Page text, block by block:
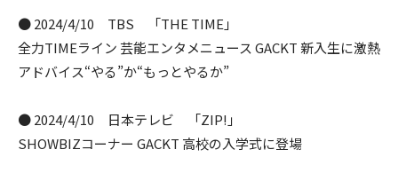
● 2024/4/10 TBS 「THE TIME」
全力TIMEライン 芸能エンタメニュース GACKT 新入生に激熱
アドバイス“やる”か“もっとやるか”
● 2024/4/10 日本テレビ 「ZIP!」
SHOWBIZコーナー GACKT 高校の入学式に登場